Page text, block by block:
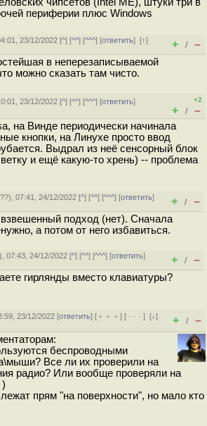
периферии плюс Windows
23/12/2022 [^] [^^] [^^^] [ответить][↑]
+ / –
в неперезаписываемой
можно сказать там чисто.
23/12/2022 [^] [^^] [^^^] [ответить]
+2
+ / –
на Винде периодически начинала
кнопки, на Линухе просто ввод
Выдрал из неё сенсорный блок
и ещё какую-то хрень) -- проблема
??), 07:41, 24/12/2022 [^] [^^] [^^^] [ответить]
+ / –
подход (нет). Сначала
а потом от него избавиться.
), 07:43, 24/12/2022 [^] [^^] [^^^] [ответить]
+ / –
гирлянды вместо клавиатуры?
23/12/2022 [ответить] [ ﹢﹢﹢] [ · · ·][↓]
+ / –
беспроводными
Все ли их проверили на
радио? Или вообще проверяли на
прям "на поверхности", но мало кто